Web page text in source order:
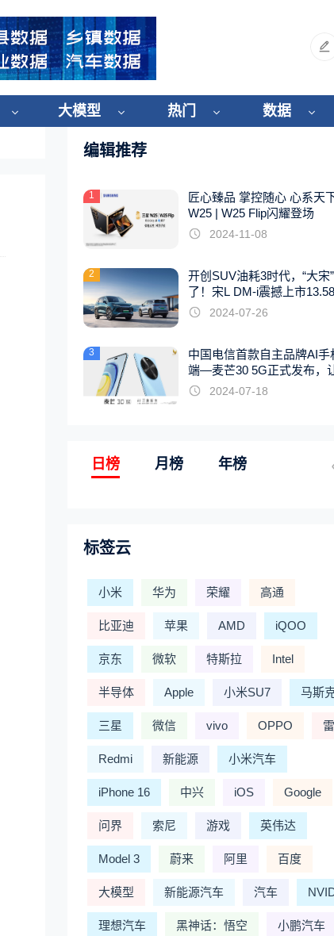
大模型 热门 数据
编辑推荐
1
匠心臻品 掌控随心 心系天
W25 | W25 Flip闪耀登场
2024-11-08
2
开创SUV油耗3时代，“大宋
了！宋L DM-i震撼上市
起
2024-07-26
3
中国电信首款自主品牌AI手
端—麦芒30 5G正式发布，
触手可及2024-07-18
日榜 月榜 年榜
标签云
小米 华为 荣耀 高通
比亚迪 苹果 AMD iQOO
京东 微软 特斯拉 Intel
半导体 Apple 小米SU7 马斯
三星 微信 vivo OPPO
Redmi 新能源 小米汽车
iPhone 16 中兴 iOS Google
问界 索尼 游戏 英伟达
Model 3 蔚来 阿里 百度
大模型 新能源汽车 汽车
理想汽车 黑神话：悟空 小鹏汽车